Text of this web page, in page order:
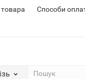
Способи